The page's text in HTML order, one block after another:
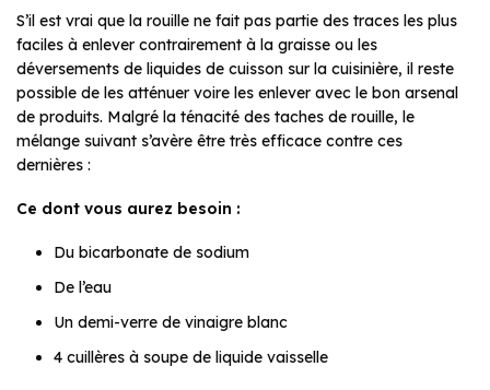
S’il est vrai que la rouille ne fait pas partie des traces les plus
faciles à enlever contrairement à la graisse ou les
déversements de liquides de cuisson sur la cuisinière, il reste
possible de les atténuer voire les enlever avec le bon arsenal
de produits. Malgré la ténacité des taches de rouille, le
mélange suivant s’avère être très efficace contre ces
dernières :
Ce dont vous aurez besoin :
Du bicarbonate de sodium
De l’eau
Un demi-verre de vinaigre blanc
4 cuillères à soupe de liquide vaisselle